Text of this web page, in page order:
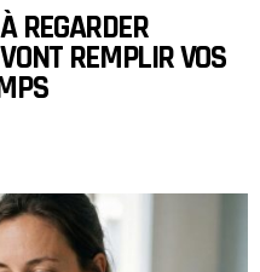
REGARDER
REMPLIR VOS